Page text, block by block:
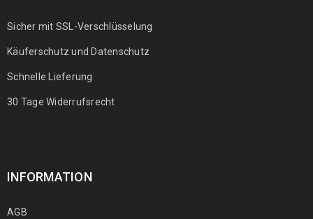
Sicher mit SSL-Verschlüsselung
Käuferschutz und Datenschutz
Schnelle Lieferung
30 Tage Widerrufsrecht
INFORMATION
AGB